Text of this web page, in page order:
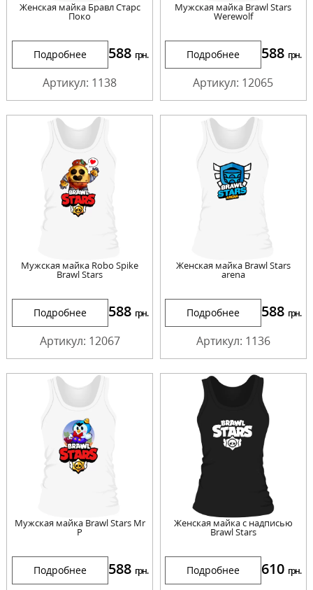
Женская майка Бравл Старс
Поко
Подробнее 588 грн.
Артикул: 1138
Мужская майка Brawl Stars
Werewolf
Подробнее 588 грн.
Артикул: 12065
Мужская майка Robo Spike
Brawl Stars
Подробнее 588 грн.
Артикул: 12067
Женская майка Brawl Stars
arena
Подробнее 588 грн.
Артикул: 1136
Мужская майка Brawl Stars Mr
P
Подробнее 588 грн.
Женская майка с надписью
Brawl Stars
Подробнее 610 грн.